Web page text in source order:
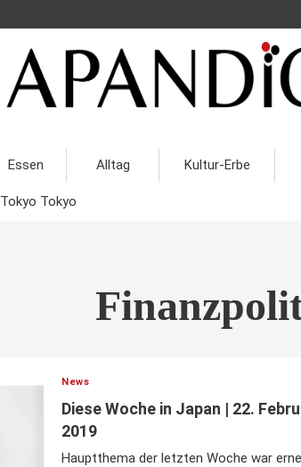
Essen Alltag Kultur-Erbe
Tokyo Tokyo
News
Diese Woche in Japan | 22.
2019
Hauptthema der letzten Woche war